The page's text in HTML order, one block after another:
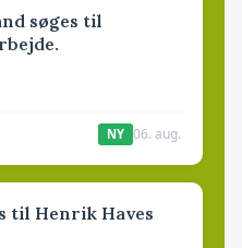
søges til
NY 06. aug.
til Henrik Haves